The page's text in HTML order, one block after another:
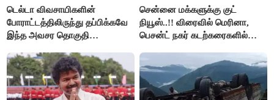
டெல்டா விவசாயிகளின்
போராட்டத்திலிருந்து தப்பிக்கவே
இந்த அவசர தொகுதி
அரங்கேற்றுகிறார் முதலமைச்சர் -
திமுக ஐடி விங்..!!
சென்னை மக்களுக்கு குட்
நியூஸ்..!! விரைவில் மெரினா,
பெசன்ட் நகர் கடற்கரைகளில்